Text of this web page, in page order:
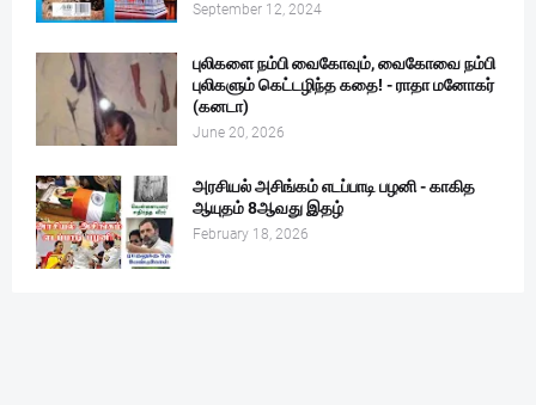
September 12, 2024
புலிகளை நம்பி வைகோவும், வைகோவை நம்பி
புலிகளும் கெட்டழிந்த கதை! - ராதா மனோகர்
(கனடா)
June 20, 2026
அரசியல் அசிங்கம் எடப்பாடி பழனி - காகித
ஆயுதம் 8ஆவது இதழ்
February 18, 2026